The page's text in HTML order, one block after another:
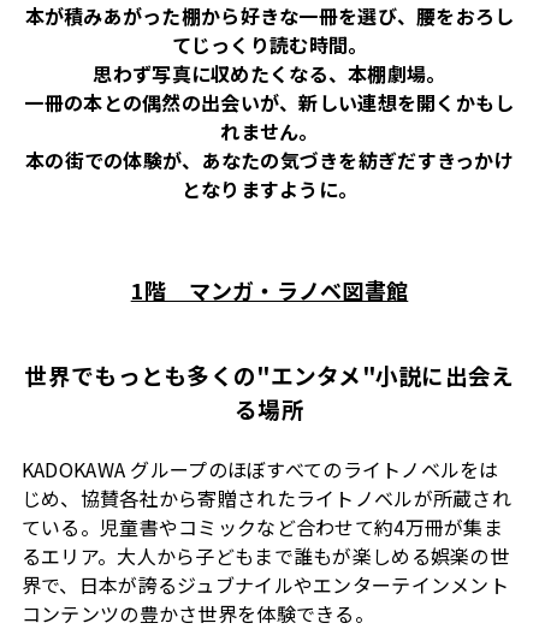
本が積みあがった棚から好きな一冊を選び、腰をおろし
てじっくり読む時間。
思わず写真に収めたくなる、本棚劇場。
一冊の本との偶然の出会いが、新しい連想を開く かもし
れません。
本の街での体験が、あなたの気づきを紡ぎだすきっかけ
となりますように。
1階 マンガ・ラノベ図書館
世界でもっとも多くの"エンタメ"小説に出会え
る場所
KADOKAWA グループのほぼすべてのライトノベルをは
じめ、協賛各社から寄贈されたライトノベルが所蔵され
ている。児童書やコミックなど合わせて約4万冊が集ま
るエリア。大人から子どもまで誰もが楽しめる娯楽の世
界で、日本が誇るジュブナイルやエンターテインメント
コンテンツの豊かさ世界を体験できる。